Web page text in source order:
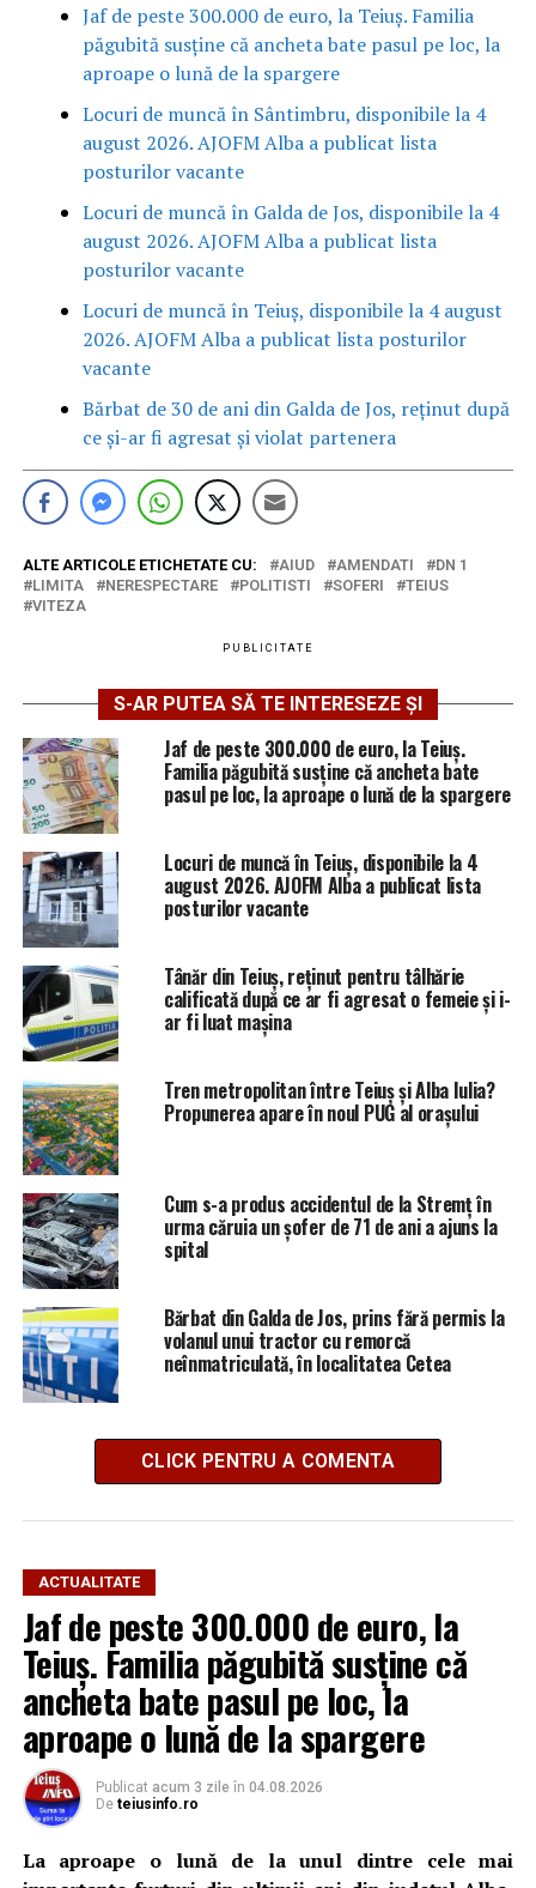
Jaf de peste 300.000 de euro, la Teiuș. Familia
păgubită susține că ancheta bate pasul pe loc, la
aproape o lună de la spargere
Locuri de muncă în Sântimbru, disponibile la 4
august 2026. AJOFM Alba a publicat lista
posturilor vacante
Locuri de muncă în Galda de Jos, disponibile la 4
august 2026. AJOFM Alba a publicat lista
posturilor vacante
Locuri de muncă în Teiuș, disponibile la 4 august
2026. AJOFM Alba a publicat lista posturilor
vacante
Bărbat de 30 de ani din Galda de Jos, reținut după
ce și-ar fi agresat și violat partenera
ALTE ARTICOLE ETICHETATE CU: AIUD AMENDATI
DN 1
LIMITA
NERESPECTARE POLITISTI SOFERI
TEIUS
VITEZA
PUBLICITATE
S-AR PUTEA SĂ TE INTERESEZE ȘI
Jaf de peste 300.000 de euro, la Teiuș.
Familia păgubită susține că ancheta bate
pasul pe loc, la aproape o lună de la spargere
Locuri de muncă în Teiuș, disponibile la 4
august 2026. AJOFM Alba a publicat lista
posturilor vacante
Tânăr din Teiuș, reținut pentru tâlhărie
calificată după ce ar fi agresat o femeie și i-
ar fi luat mașina
Tren metropolitan între Teiuș și Alba Iulia?
Propunerea apare în noul PUG al orașului
Cum s-a produs accidentul de la Stremț în
urma căruia un șofer de 71 de ani a ajuns la
spital
Bărbat din Galda de Jos, prins fără permis la
volanul unui tractor cu remorcă
neînmatriculată, în localitatea Cetea
CLICK PENTRU A COMENTA
ACTUALITATE
Jaf de peste 300.000 de euro, la
Teiuș. Familia păgubită susține că
ancheta bate pasul pe loc, la
aproape o lună de la spargere
Publicat acum 3 zile în 04.08.2026
De teiusinfo.ro
La aproape o lună de la unul dintre cele mai